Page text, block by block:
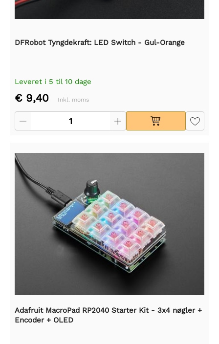
DFRobot Tyngdekraft: LED Switch - Gul-Orange
Leveret i 5 til 10 dage
€ 9,40 Inkl. moms
Adafruit MacroPad RP2040 Starter Kit - 3x4 nøgler +
Encoder + OLED